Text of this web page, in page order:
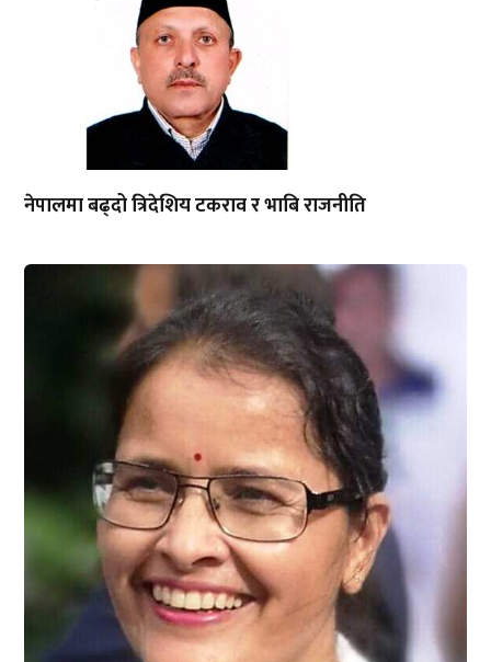
नेपालमा बढ्दो त्रिदेशिय टकराव र भाबि राजनीति